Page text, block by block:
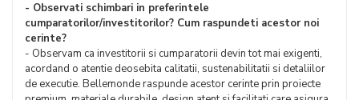
- Observati schimbari in preferintele
cumparatorilor/investitorilor? Cum raspundeti acestor noi
cerinte?
- Observam ca investitorii si cumparatorii devin tot mai exigenti,
acordand o atentie deosebita calitatii, sustenabilitatii si detaliilor
de executie. Bellemonde raspunde acestor cerinte prin proiecte